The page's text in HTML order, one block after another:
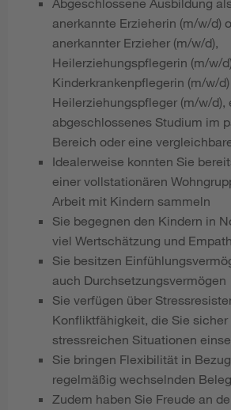
anerkannte Erzieherin (m/w/d)
anerkannter Erzieher (m/w/d),
Heilerziehungspflegerin (m/w/
Kinderkrankenpflegerin (m/w/
Heilerziehungspfleger (m/w/d),
abgeschlossenes Studium im
Bereich oder eine
Idealerweise konnten Sie
einer vollstationären
Arbeit mit Kindern sammeln
Sie begegnen den Kindern in
viel Wertschätzung und
Sie besitzen
auch Durchsetzungsvermögen
Sie verfügen über
Konfliktfähigkeit, die Sie sicher
stressreichen Situationen
Sie bringen Flexibilität in
regelmäßig wechselnden
Zudem haben Sie Freude an